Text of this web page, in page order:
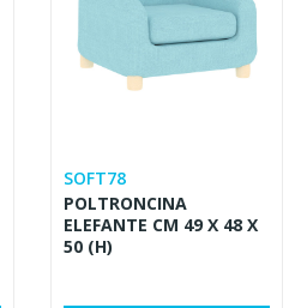
SOFT78
POLTRONCINA
ELEFANTE CM 49 X 48 X
50 (H)